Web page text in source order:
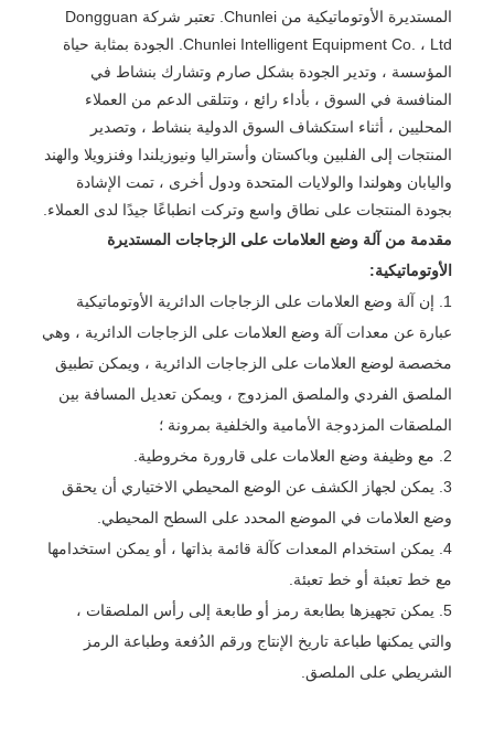
المستديرة الأوتوماتيكية من Chunlei. تعتبر شركة Dongguan
Chunlei Intelligent Equipment Co. ، Ltd. الجودة بمثابة حياة
المؤسسة ، وتدير الجودة بشكل صارم وتشارك بنشاط في
المنافسة في السوق ، بأداء رائع ، وتتلقى الدعم من العملاء
المحليين ، أثناء استكشاف السوق الدولية بنشاط ، وتصدير
المنتجات إلى الفلبين وباكستان وأستراليا ونيوزيلندا وفنزويلا والهند
واليابان وهولندا والولايات المتحدة ودول أخرى ، تمت الإشادة
بجودة المنتجات على نطاق واسع وتركت انطباعًا جيدًا لدى العملاء.
مقدمة من آلة وضع العلامات على الزجاجات المستديرة
الأوتوماتيكية:
1. إن آلة وضع العلامات على الزجاجات الدائرية الأوتوماتيكية
عبارة عن معدات آلة وضع العلامات على الزجاجات الدائرية ، وهي
مخصصة لوضع العلامات على الزجاجات الدائرية ، ويمكن تطبيق
الملصق الفردي والملصق المزدوج ، ويمكن تعديل المسافة بين
الملصقات المزدوجة الأمامية والخلفية بمرونة ؛
2. مع وظيفة وضع العلامات على قارورة مخروطية.
3. يمكن لجهاز الكشف عن الوضع المحيطي الاختياري أن يحقق
وضع العلامات في الموضع المحدد على السطح المحيطي.
4. يمكن استخدام المعدات كآلة قائمة بذاتها ، أو يمكن استخدامها
مع خط تعبئة أو خط تعبئة.
5. يمكن تجهيزها بطابعة رمز أو طابعة إلى رأس الملصقات ،
والتي يمكنها طباعة تاريخ الإنتاج ورقم الدُفعة وطباعة الرمز
الشريطي على الملصق.